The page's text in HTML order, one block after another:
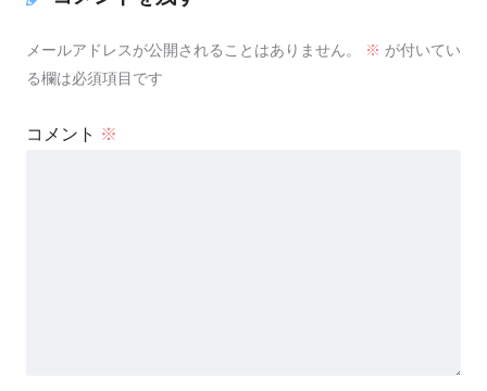
メールアドレスが公開されることはありません。 ※ が付いてい
る欄は必須項目です
コメント ※